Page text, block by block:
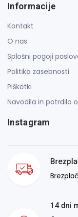
Informacije
Kontakt
O nas
Splošni pogoji
Politika zasebnosti
Piškotki
Navodila in potrdila
Instagram
14 dni